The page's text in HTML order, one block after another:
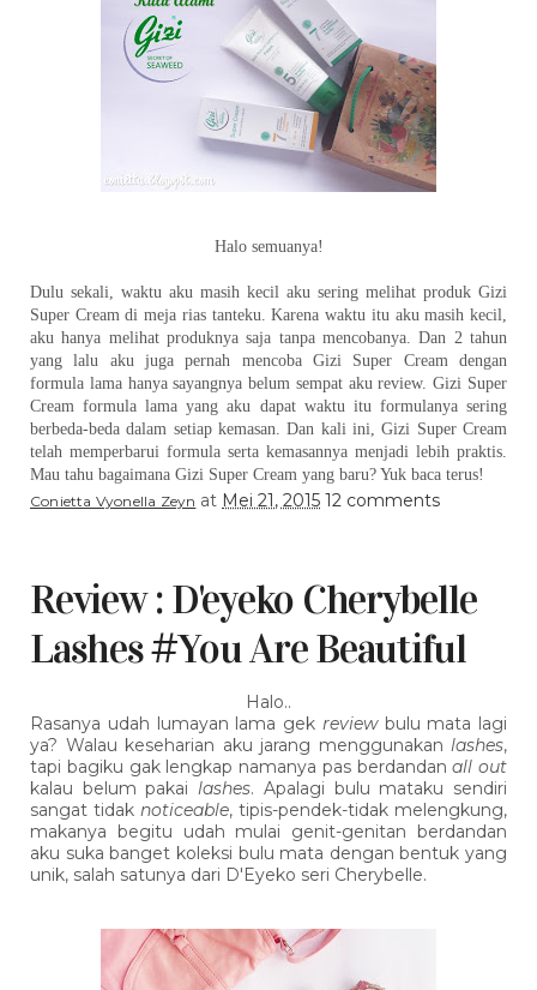
Halo semuanya!
Dulu sekali, waktu aku masih kecil aku sering melihat produk Gizi
Super Cream di meja rias tanteku. Karena waktu itu aku masih kecil,
aku hanya melihat produknya saja tanpa mencobanya. Dan 2 tahun
yang lalu aku juga pernah mencoba Gizi Super Cream dengan
formula lama hanya sayangnya belum sempat aku review. Gizi Super
Cream formula lama yang aku dapat waktu itu formulanya sering
berbeda-beda dalam setiap kemasan. Dan kali ini, Gizi Super Cream
telah memperbarui formula serta kemasannya menjadi lebih praktis.
Mau tahu bagaimana Gizi Super Cream yang baru? Yuk baca terus!
Conietta Vyonella Zeyn at Mei 21, 2015 12 comments
Review : D'eyeko Cherybelle
Lashes #You Are Beautiful
Halo..
Rasanya udah lumayan lama gek reviewbulu mata lagi
ya? Walau keseharian aku jarang menggunakan lashes,
tapi bagiku gak lengkap namanya pas berdandanall out
kalau belum pakailashes. Apalagi bulu mataku sendiri
sangat tidak noticeable, tipis-pendek-tidak melengkung,
makanya begitu udah mulai genit-genitan berdandan
aku suka banget koleksi bulu mata dengan bentuk yang
unik, salah satunya dari D'Eyeko seri Cherybelle.